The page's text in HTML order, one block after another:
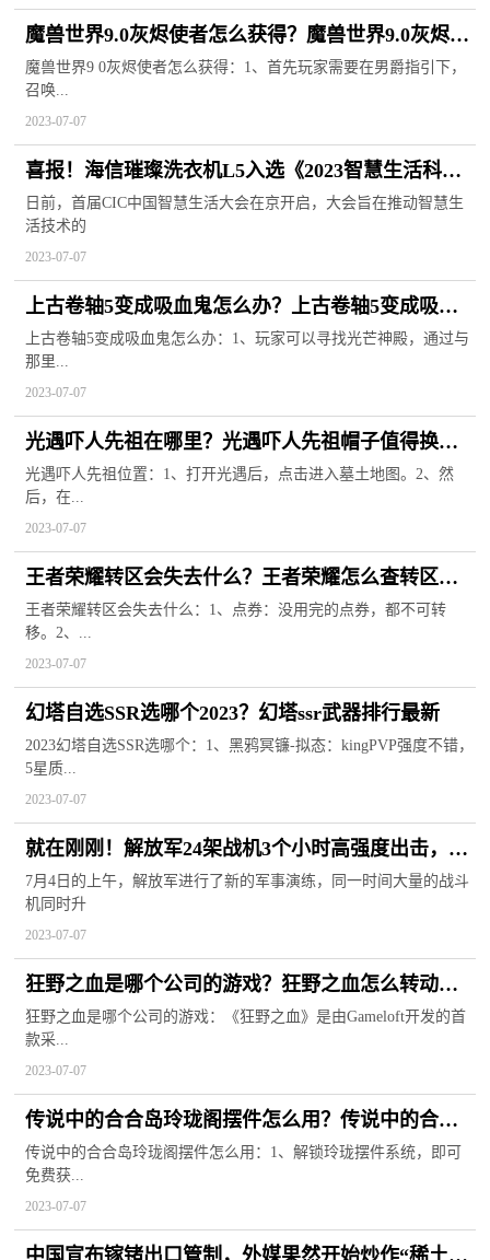
魔兽世界9.0灰烬使者怎么获得？魔兽世界9.0灰烬使
者怎么打？
魔兽世界9 0灰烬使者怎么获得：1、首先玩家需要在男爵指引下，
召唤...
2023-07-07
喜报！海信璀璨洗衣机L5入选《2023智慧生活科技
好物选购指南》
日前，首届CIC中国智慧生活大会在京开启，大会旨在推动智慧生
活技术的
2023-07-07
上古卷轴5变成吸血鬼怎么办？上古卷轴5变成吸血
鬼了怎么变回人？
上古卷轴5变成吸血鬼怎么办：1、玩家可以寻找光芒神殿，通过与
那里...
2023-07-07
光遇吓人先祖在哪里？光遇吓人先祖帽子值得换
吗？
光遇吓人先祖位置：1、打开光遇后，点击进入墓土地图。2、然
后，在...
2023-07-07
王者荣耀转区会失去什么？王者荣耀怎么查转区进
度？
王者荣耀转区会失去什么：1、点券：没用完的点券，都不可转
移。2、...
2023-07-07
幻塔自选SSR选哪个2023？幻塔ssr武器排行最新
2023幻塔自选SSR选哪个：1、黑鸦冥镰-拟态：kingPVP强度不错，
5星质...
2023-07-07
就在刚刚！解放军24架战机3个小时高强度出击，抹
平台海中线
7月4日的上午，解放军进行了新的军事演练，同一时间大量的战斗
机同时升
2023-07-07
狂野之血是哪个公司的游戏？狂野之血怎么转动视
角？
狂野之血是哪个公司的游戏：《狂野之血》是由Gameloft开发的首
款采...
2023-07-07
传说中的合合岛玲珑阁摆件怎么用？传说中的合合
岛活动顺序
传说中的合合岛玲珑阁摆件怎么用：1、解锁玲珑摆件系统，即可
免费获...
2023-07-07